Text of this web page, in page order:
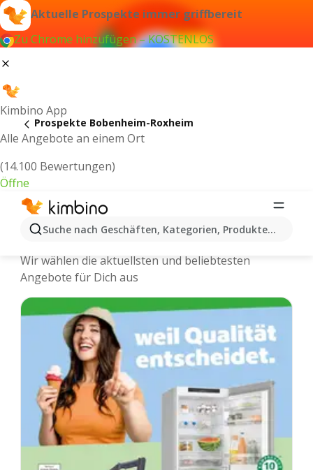
Aktuelle Prospekte immer griffbereit
Zu Chrome hinzufügen – KOSTENLOS
Kimbino App
Alle Angebote an einem Ort
(14.100 Bewertungen)
Öffne
Suche nach Geschäften, Kategorien, Produkten...
Prospekte Bobenheim-Roxheim
Bobenheim-Roxheim - Neuste
Wir wählen die aktuellsten und beliebtesten
Angebote für Dich aus